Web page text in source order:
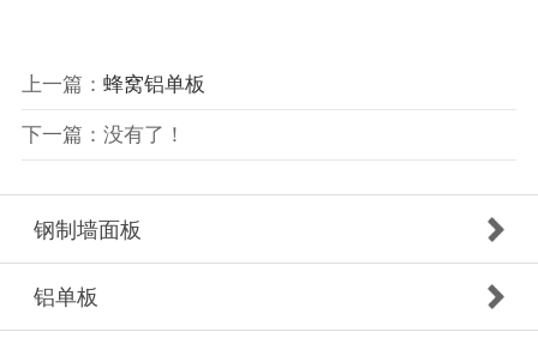
上一篇： 蜂窝铝单板
下一篇：没有了！
钢制墙面板
铝单板